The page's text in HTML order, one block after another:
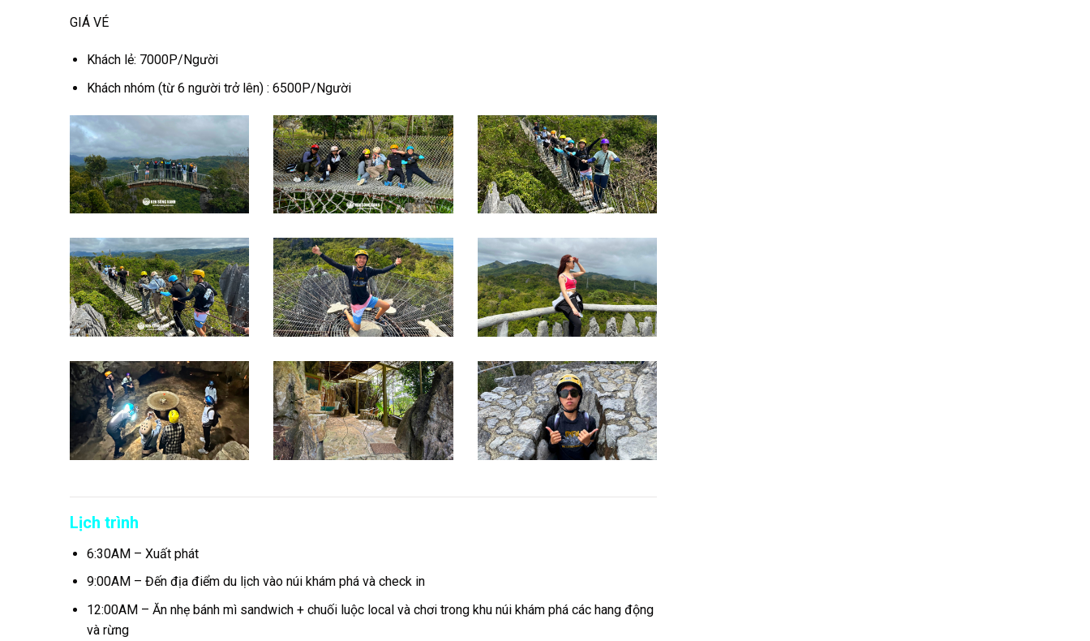
GIÁ VÉ
Khách lẻ: 7000P/Người
Khách nhóm (từ 6 người trở lên) : 6500P/Người
Lịch trình
6:30AM – Xuất phát
9:00AM – Đến địa điểm du lịch vào núi khám phá và check in
12:00AM – Ăn nhẹ bánh mì sandwich + chuối luộc local và chơi trong khu núi khám phá các hang động
và rừng